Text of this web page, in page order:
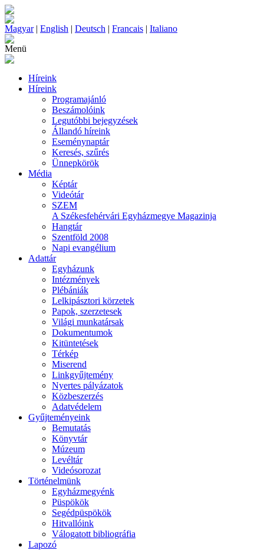
Magyar| English | Deutsch | Francais | Italiano
Menü
Híreink
Híreink
Programajánló
Beszámolóink
Legutóbbi bejegyzések
Állandó híreink
Eseménynaptár
Keresés, szűrés
Ünnepkörök
Média
Képtár
Videótár
SZEM
A Székesfehérvári Egyházmegye Magazinja
Hangtár
Szentföld 2008
Napi evangélium
Adattár
Egyházunk
Intézmények
Plébániák
Lelkipásztori körzetek
Papok, szerzetesek
Világi munkatársak
Dokumentumok
Kitüntetések
Térkép
Miserend
Linkgyűjtemény
Nyertes pályázatok
Közbeszerzés
Adatvédelem
Gyűjteményeink
Bemutatás
Könyvtár
Múzeum
Levéltár
Videósorozat
Történelmünk
Egyházmegyénk
Püspökök
Segédpüspökök
Hitvallóink
Válogatott bibliográfia
Lapozó